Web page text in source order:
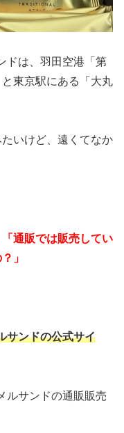
ドは、羽田空港「第
東京駅にある「大丸
いけど、遠くてなか
通販では販売してい
」
サンドの公式サイ
ルサンドの通販販売